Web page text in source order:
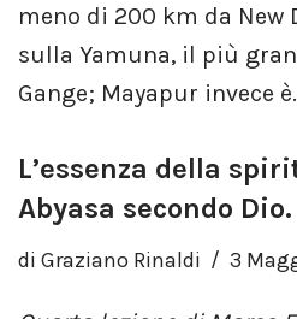
meno di 200 km da New
sulla Yamuna, il più
Gange; Mayapur invece
L’essenza della
Abyasa secondo Dio.
di Graziano Rinaldi 3